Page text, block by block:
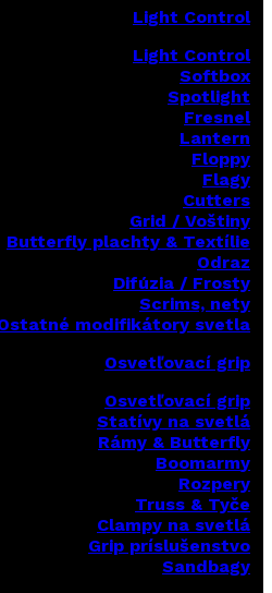
Light Control
Light Control
Softbox
Spotlight
Fresnel
Lantern
Floppy
Flagy
Cutters
Grid / Voštiny
Butterfly plachty & Textílie
Odraz
Difúzia / Frosty
Scrims, nety
modifikátory svetla
Osvetľovací grip
Osvetľovací grip
Statívy na svetlá
Rámy & Butterfly
Boomarmy
Rozpery
Truss & Tyče
Clampy na svetlá
Grip príslušenstvo
Sandbagy